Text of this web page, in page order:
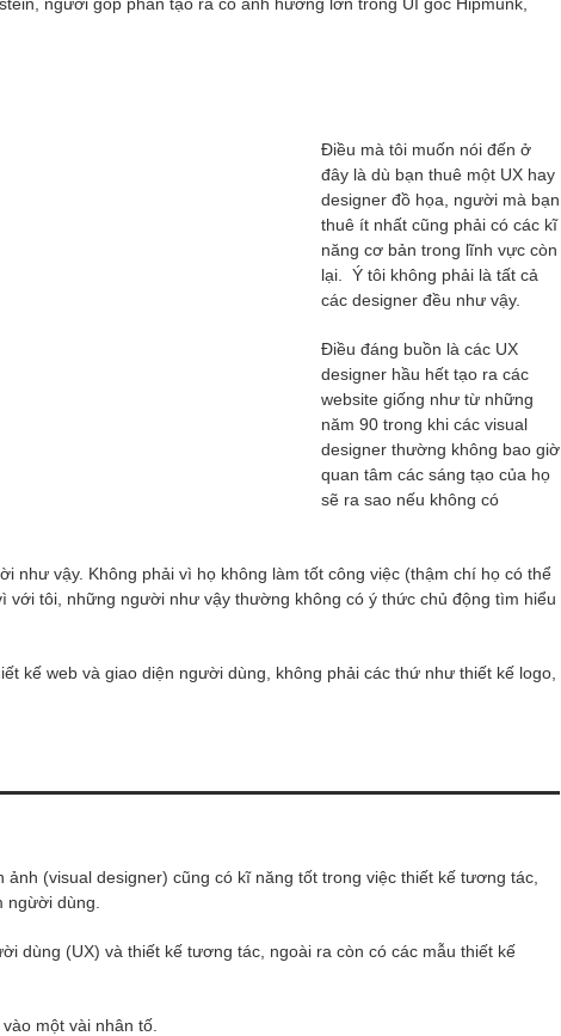
Điều mà tôi muốn nói đến ở
đây là dù bạn thuê một UX hay
designer đồ họa, người mà bạn
thuê ít nhất cũng phải có các kĩ
năng cơ bản trong lĩnh vực còn
lại. Ý tôi không phải là tất cả
các designer đều như vậy.
Điều đáng buồn là các UX
designer hầu hết tạo ra các
website giống như từ những
năm 90 trong khi các visual
designer thường không bao giờ
quan tâm các sáng tạo của họ
sẽ ra sao nếu không có
như vậy. Không phải vì họ không làm tốt công việc (thậm chí họ có thể
với tôi, những người như vậy thường không có ý thức chủ động tìm hiểu
kế web và giao diện người dùng, không phải các thứ như thiết kế logo,
(visual designer) cũng có kĩ năng tốt trong việc thiết kế tương tác,
ngừời dùng.
dùng (UX) và thiết kế tương tác, ngoài ra còn có các mẫu thiết kế
một vài nhân tố.